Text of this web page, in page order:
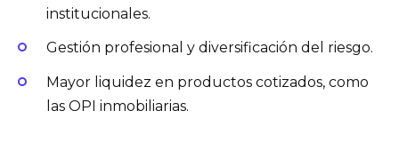
institucionales.
Gestión profesional y diversificación del riesgo.
Mayor liquidez en productos cotizados, como
las OPI inmobiliarias.